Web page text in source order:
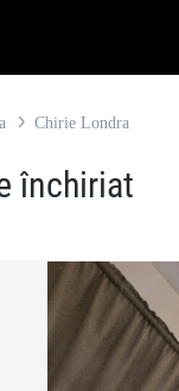
Chirie Londra
închiriat